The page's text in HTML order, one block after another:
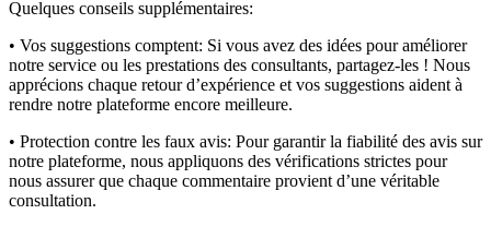
Quelques conseils supplémentaires:
• Vos suggestions comptent: Si vous avez des idées pour améliorer
notre service ou les prestations des consultants, partagez-les ! Nous
apprécions chaque retour d’expérience et vos suggestions aident à
rendre notre plateforme encore meilleure.
• Protection contre les faux avis: Pour garantir la fiabilité des avis sur
notre plateforme, nous appliquons des vérifications strictes pour
nous assurer que chaque commentaire provient d’une véritable
consultation.